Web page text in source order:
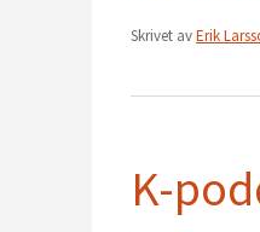
Skrivet avErik
K-